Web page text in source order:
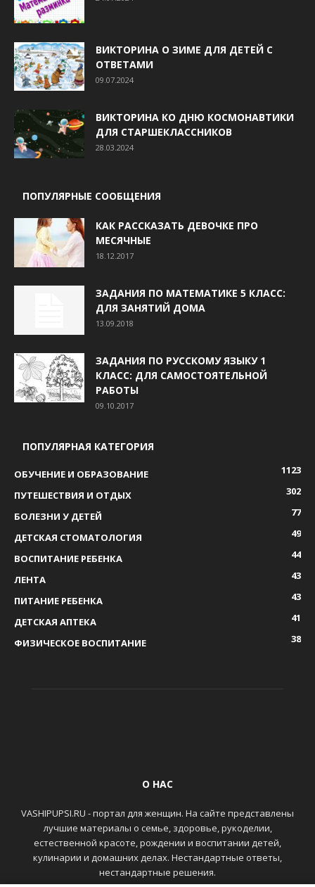
ВИКТОРИНА О ЗИМЕ ДЛЯ ДЕТЕЙ С
ОТВЕТАМИ
09.07.2024
ВИКТОРИНА КО ДНЮ КОСМОНАВТИКИ
ДЛЯ СТАРШЕКЛАССНИКОВ
28.03.2024
ПОПУЛЯРНЫЕ СООБЩЕНИЯ
КАК РАССКАЗАТЬ ДЕВОЧКЕ ПРО
МЕСЯЧНЫЕ
18.12.2017
ЗАДАНИЯ ПО МАТЕМАТИКЕ 5 КЛАСС:
ДЛЯ ЗАНЯТИЙ ДОМА
13.09.2018
ЗАДАНИЯ ПО РУССКОМУ ЯЗЫКУ 1
КЛАСС: ДЛЯ САМОСТОЯТЕЛЬНОЙ
РАБОТЫ
09.10.2017
ПОПУЛЯРНАЯ КАТЕГОРИЯ
ОБУЧЕНИЕ И ОБРАЗОВАНИЕ
1123
ПУТЕШЕСТВИЯ И ОТДЫХ
302
БОЛЕЗНИ У ДЕТЕЙ
77
ДЕТСКАЯ СТОМАТОЛОГИЯ
49
ВОСПИТАНИЕ РЕБЕНКА
44
ЛЕНТА
43
ПИТАНИЕ РЕБЕНКА
43
ДЕТСКАЯ АПТЕКА
41
ФИЗИЧЕСКОЕ ВОСПИТАНИЕ
38
О НАС
VASHIPUPSI.RU - портал для женщин. На сайте представлены
лучшие материалы о семье, здоровье, рукоделии,
естественной красоте, рождении и воспитании детей,
кулинарии и домашних делах. Нестандартные ответы,
нестандартные решения.